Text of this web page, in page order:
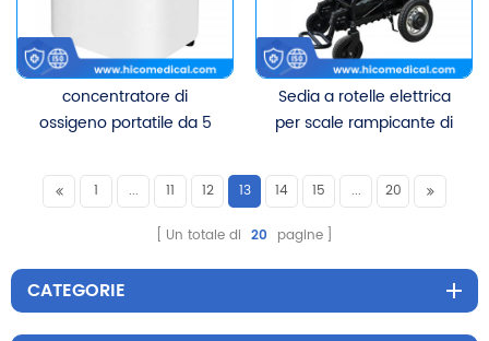
concentratore di
ossigeno portatile da 5
ossigenatore portatile per
uso medico ospedaliero
Sedia a rotelle elettrica
per scale rampicante di
1 ... 11 12 13 14 15 ... 20
Un totale di 20 pagine
CATEGORIE